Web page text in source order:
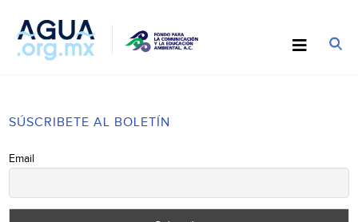
SÚSCRIBETE AL BOLETÍN
Email